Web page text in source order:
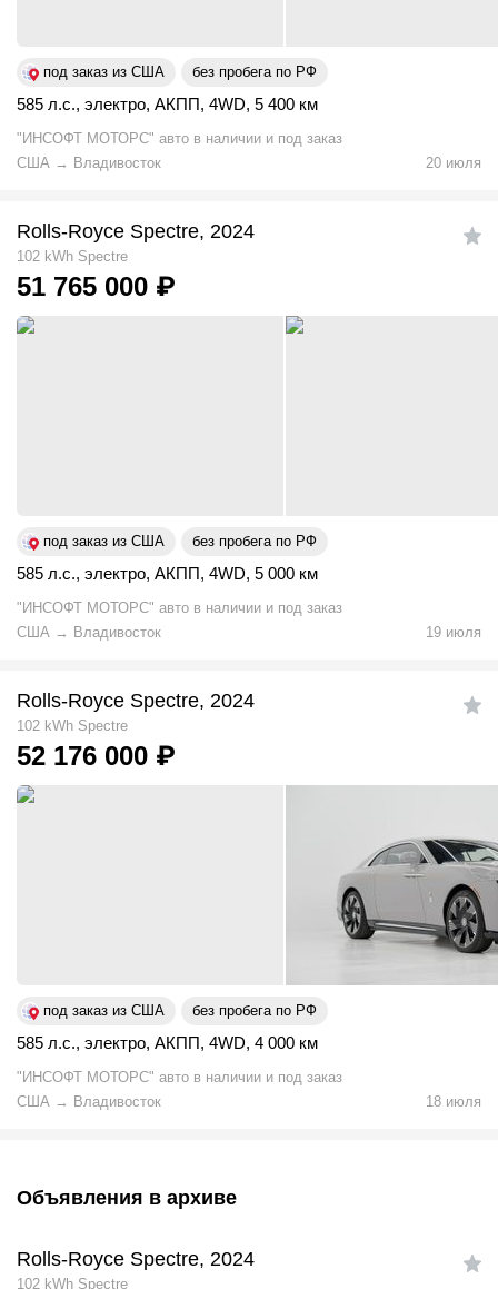
под заказ из США без пробега по РФ
585 л.с., электро, АКПП, 4WD, 5 400 км
"ИНСОФТ МОТОРС" авто в наличии и под заказ
США → Владивосток 20 июля
Rolls-Royce Spectre, 2024
102 kWh Spectre
51 765 000 ₽
под заказ из США без пробега по РФ
585 л.с., электро, АКПП, 4WD, 5 000 км
"ИНСОФТ МОТОРС" авто в наличии и под заказ
США → Владивосток 19 июля
Rolls-Royce Spectre, 2024
102 kWh Spectre
52 176 000 ₽
под заказ из США без пробега по РФ
585 л.с., электро, АКПП, 4WD, 4 000 км
"ИНСОФТ МОТОРС" авто в наличии и под заказ
США → Владивосток 18 июля
Объявления в архиве
Rolls-Royce Spectre, 2024
102 kWh Spectre